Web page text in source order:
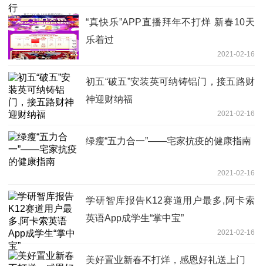
“真快乐”APP直播拜年不打烊 新春10天
乐着过
2021-02-16
初五“破五”安装英可纳铸铝门，接五路财
神迎财纳福
2021-02-16
绿瘦“五力合一”——宅家抗疫的健康指南
2021-02-16
学研智库报告K12赛道用户最多,阿卡索
英语App成学生“掌中宝”
2021-02-16
美好置业新春不打烊，感恩好礼送上门